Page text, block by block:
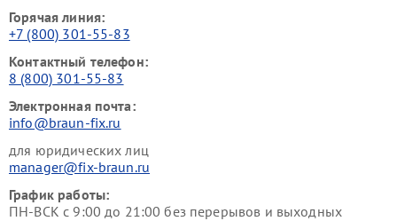
Горячая линия:
+7 (800) 301-55-83
Контактный телефон:
8 (800) 301-55-83
Электронная почта:
info@braun-fix.ru
для юридических лиц
manager@fix-braun.ru
График работы:
ПН-ВСК с 9:00 до 21:00 без перерывов и выходных